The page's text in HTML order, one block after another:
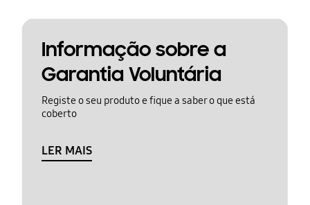
Informação sobre a
Garantia Voluntária
Registe o seu produto e fique a saber o que está
coberto
LER MAIS